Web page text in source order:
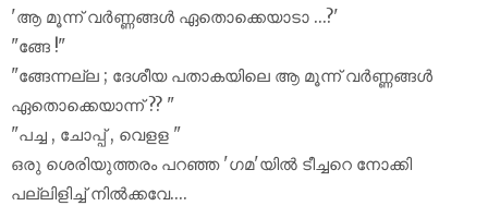
'ആ മൂന്ന് വർണ്ണങ്ങൾ ഏതൊക്കെയാടാ ...?'
"ങ്ങേ !"
"ങ്ങേന്നല്ല ; ദേശീയ പതാകയിലെ ആ മൂന്ന് വർണ്ണങ്ങൾ
ഏതൊക്കെയാന്ന് ?? "
"പച്ച , ചോപ്പ് , വെളള "
ഒരു ശെരിയുത്തരം പറഞ്ഞ 'ഗമ'യിൽ ടീച്ചറെ നോക്കി
പല്ലിളിച്ച് നിൽക്കവേ....